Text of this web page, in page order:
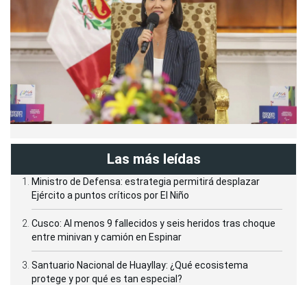
Las más leídas
Ministro de Defensa: estrategia permitirá desplazar
Ejército a puntos críticos por El Niño
Cusco: Al menos 9 fallecidos y seis heridos tras choque
entre minivan y camión en Espinar
Santuario Nacional de Huayllay: ¿Qué ecosistema
protege y por qué es tan especial?